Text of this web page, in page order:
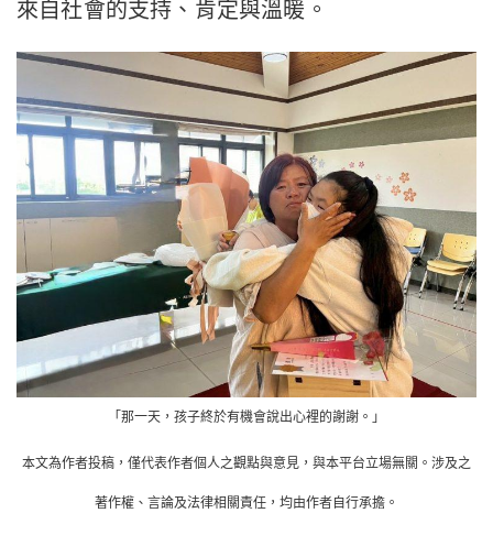
來自社會的支持、肯定與溫暖。
「那一天，孩子終於有機會說出心裡的謝謝。」
本文為作者投稿，僅代表作者個人之觀點與意見，與本平台立場無關。涉及之
著作權、言論及法律相關責任，均由作者自行承擔。